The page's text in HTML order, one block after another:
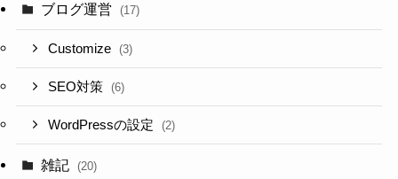
ブログ運営 (17)
Customize (3)
SEO対策 (6)
WordPressの設定 (2)
雑記 (20)